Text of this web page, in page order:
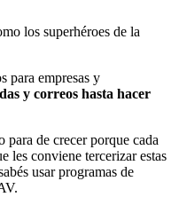
los superhéroes de la
para empresas y
y correos hasta hacer
para de crecer porque cada
les conviene tercerizar estas
usar programas de